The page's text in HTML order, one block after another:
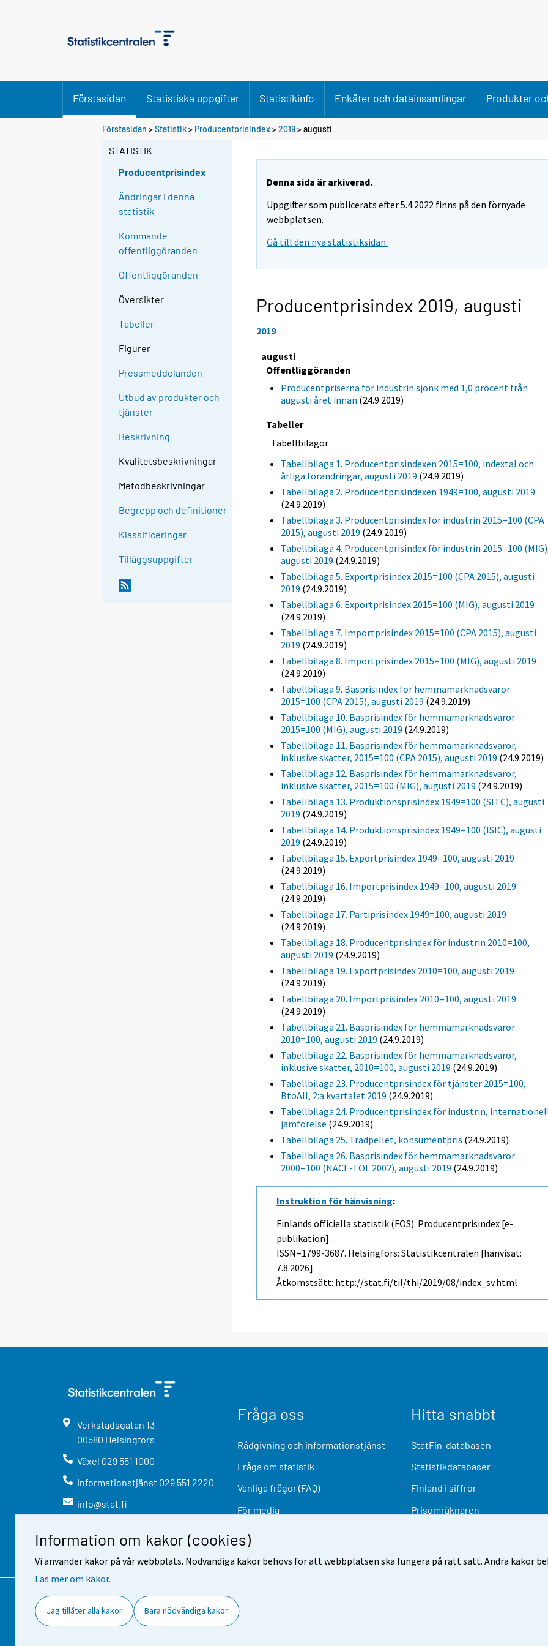
Information om kakor (cookies)
Vi använder kakor på vår webbplats. Nödvändiga kakor behövs för att webbplatsen ska fungera på rätt sätt. Andra kakor
Läs mer om kakor.
Jag tillåter alla kakor Bara nödvändiga kakor
Förstasidan Statistiska uppgifter Statistikinfo Enkäter och datainsamlingar Produkter
Förstasidan >Statistik> Producentprisindex>2019>augusti
STATISTIK
Producentprisindex
Ändringar i denna
statistik
Kommande
offentliggöranden
Offentliggöranden
Översikter
Tabeller
Figurer
Pressmeddelanden
Utbud av produkter och
tjänster
Beskrivning
Kvalitetsbeskrivningar
Metodbeskrivningar
Begrepp och definitioner
Klassificeringar
Tilläggsuppgifter
Denna sida är arkiverad.
Uppgifter som publicerats efter 5.4.2022 finns på den förnyade
webbplatsen.
Gå till den nya statistiksidan.
Producentprisindex 2019, augusti
2019
augusti
Offentliggöranden
Producentpriserna för industrin sjönk med 1,0 procent från
augusti året innan (24.9.2019)
Tabeller
Tabellbilagor
Tabellbilaga 1. Producentprisindexen 2015=100, indextal och
årliga förändringar, augusti 2019 (24.9.2019)
Tabellbilaga 2. Producentprisindexen 1949=100, augusti 2019
(24.9.2019)
Tabellbilaga 3. Producentprisindex för industrin 2015=100 (CPA
2015), augusti 2019 (24.9.2019)
Tabellbilaga 4. Producentprisindex för industrin 2015=100
augusti 2019 (24.9.2019)
Tabellbilaga 5. Exportprisindex 2015=100 (CPA 2015), augusti
2019 (24.9.2019)
Tabellbilaga 6. Exportprisindex 2015=100 (MIG), augusti 2019
(24.9.2019)
Tabellbilaga 7. Importprisindex 2015=100 (CPA 2015), augusti
2019 (24.9.2019)
Tabellbilaga 8. Importprisindex 2015=100 (MIG), augusti 2019
(24.9.2019)
Tabellbilaga 9. Basprisindex för hemmamarknadsvaror
2015=100 (CPA 2015), augusti 2019 (24.9.2019)
Tabellbilaga 10. Basprisindex för hemmamarknadsvaror
2015=100 (MIG), augusti 2019 (24.9.2019)
Tabellbilaga 11. Basprisindex för hemmamarknadsvaror,
inklusive skatter, 2015=100 (CPA 2015), augusti 2019 (24.9.2019)
Tabellbilaga 12. Basprisindex för hemmamarknadsvaror,
inklusive skatter, 2015=100 (MIG), augusti 2019 (24.9.2019)
Tabellbilaga 13. Produktionsprisindex 1949=100 (SITC), augusti
2019 (24.9.2019)
Tabellbilaga 14. Produktionsprisindex 1949=100 (ISIC), augusti
2019 (24.9.2019)
Tabellbilaga 15. Exportprisindex 1949=100, augusti 2019
(24.9.2019)
Tabellbilaga 16. Importprisindex 1949=100, augusti 2019
(24.9.2019)
Tabellbilaga 17. Partiprisindex 1949=100, augusti 2019
(24.9.2019)
Tabellbilaga 18. Producentprisindex för industrin 2010=100,
augusti 2019 (24.9.2019)
Tabellbilaga 19. Exportprisindex 2010=100, augusti 2019
(24.9.2019)
Tabellbilaga 20. Importprisindex 2010=100, augusti 2019
(24.9.2019)
Tabellbilaga 21. Basprisindex för hemmamarknadsvaror
2010=100, augusti 2019 (24.9.2019)
Tabellbilaga 22. Basprisindex för hemmamarknadsvaror,
inklusive skatter, 2010=100, augusti 2019 (24.9.2019)
Tabellbilaga 23. Producentprisindex för tjänster 2015=100,
BtoAll, 2:a kvartalet 2019 (24.9.2019)
Tabellbilaga 24. Producentprisindex för industrin,
jämförelse (24.9.2019)
Tabellbilaga 25. Trädpellet, konsumentpris (24.9.2019)
Tabellbilaga 26. Basprisindex för hemmamarknadsvaror
2000=100 (NACE-TOL 2002), augusti 2019 (24.9.2019)
Instruktion för hänvisning:
Finlands officiella statistik (FOS): Producentprisindex [e-
publikation].
ISSN=1799-3687. Helsingfors: Statistikcentralen [hänvisat:
7.8.2026].
Åtkomstsätt: http://stat.fi/til/thi/2019/08/index_sv.html
Verkstadsgatan 13
00580 Helsingfors
Växel 029 551 1000
Informationstjänst 029 551 2220
info@stat.fi
Fråga oss
Rådgivning och informationstjänst
Fråga om statistik
Vanliga frågor (FAQ)
För media
Hitta snabbt
StatFin-databasen
Statistikdatabaser
Finland i siffror
Prisomräknaren
Kontaktinformation Respons